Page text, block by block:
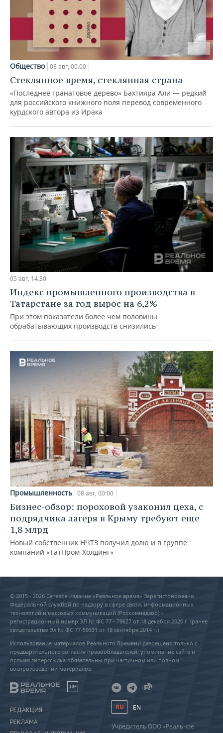
Общество 08 авг, 00:00
Стеклянное время, стеклянная страна
«Последнее гранатовое дерево» Бахтияра Али — редкий
для российского книжного поля перевод современного
курдского автора из Ирака
05 авг, 14:30
Индекс промышленного производства в
Татарстане за год вырос на 6,2%
При этом показатели более чем половины
обрабатывающих производств снизились
Промышленность 08 авг, 00:00
Бизнес-обзор: пороховой узаконил цеха, с
подрядчика лагеря в Крыму требуют еще
1,8 млрд
Новый собственник НЧТЗ получил долю и в группе
компаний «ТатПром-Холдинг»
© 2015 - 2026 Сетевое издание «Реальное время» Зарегистрировано
Федеральной службой по надзору в сфере связи, информационных
технологий и массовых коммуникаций (Роскомнадзор) –
регистрационный номер ЭЛ № ФС 77 - 79627 от 18 декабря 2020 г. (ранее
свидетельство Эл № ФС 77-59331 от 18 сентября 2014 г.)
Использование материалов Реального Времени разрешено только с
предварительного согласия правообладателей, упоминание сайта и
прямая гиперссылка обязательны при частичном или полном
воспроизведении материалов.
18+
РЕДАКЦИЯ
РЕКЛАМА
RU EN
Учредитель ООО «Реальное